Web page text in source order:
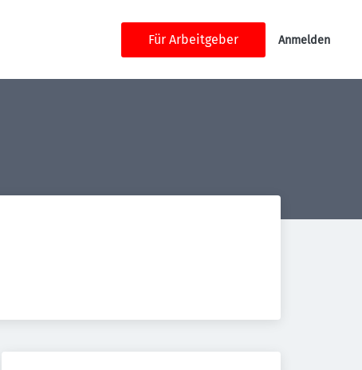
Für Arbeitgeber Anmelden